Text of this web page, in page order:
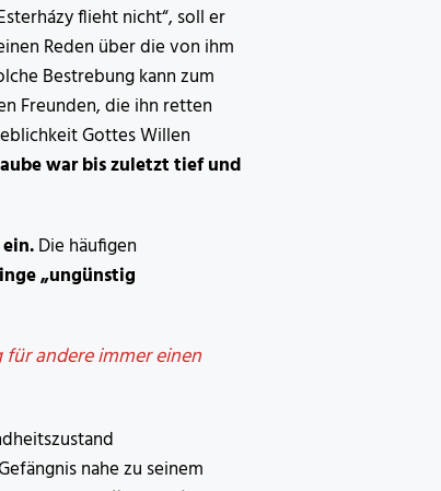
flieht nicht“, soll er
Reden über die von ihm
Bestrebung kann zum
Freunden, die ihn retten
Gottes Willen
war bis zuletzt tief und
Die häufigen
„ungünstig
andere immer einen
nahe zu seinem